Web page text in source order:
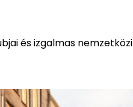
és izgalmas nemzetközi